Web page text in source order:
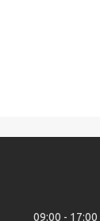
09:00 17:00